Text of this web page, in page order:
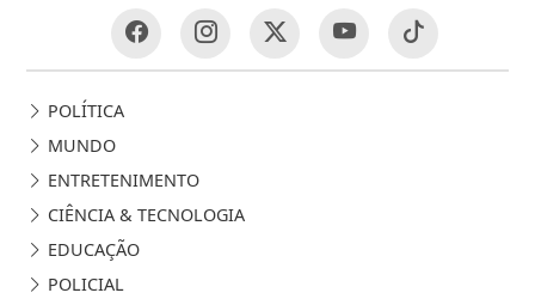
POLÍTICA
MUNDO
ENTRETENIMENTO
CIÊNCIA & TECNOLOGIA
EDUCAÇÃO
POLICIAL